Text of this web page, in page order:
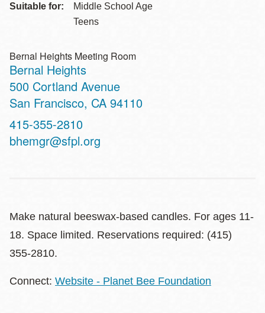
Suitable for:
Middle School Age
Teens
Bernal Heights Meeting Room
Bernal Heights
Address
500 Cortland Avenue
San Francisco, CA 94110
Contact
Telephone
415-355-2810
bhemgr@sfpl.org
Make natural beeswax-based candles. For ages 11-
18. Space limited. Reservations required: (415)
355-2810.
Connect: Website - Planet Bee Foundation